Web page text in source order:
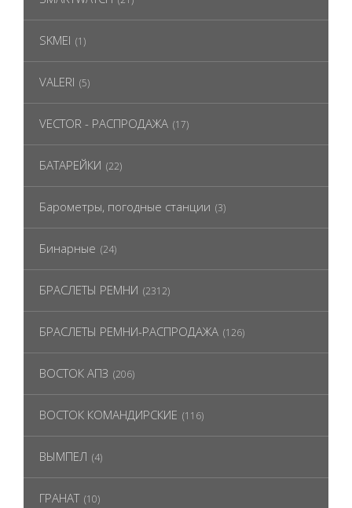
SKMEI (1)
VALERI (5)
VECTOR - РАСПРОДАЖА (17)
БАТАРЕЙКИ (22)
Барометры, погодные станции (3)
Бинарные (24)
БРАСЛЕТЫ РЕМНИ (2312)
БРАСЛЕТЫ РЕМНИ-РАСПРОДАЖА (126)
ВОСТОК АПЗ (206)
ВОСТОК КОМАНДИРСКИЕ (116)
ВЫМПЕЛ (4)
ГРАНАТ (10)